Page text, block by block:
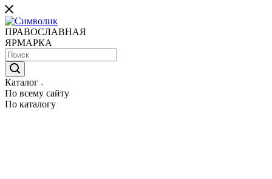
ПРАВОСЛАВНАЯ
ЯРМАРКА
Каталог
По всему сайту
По каталогу